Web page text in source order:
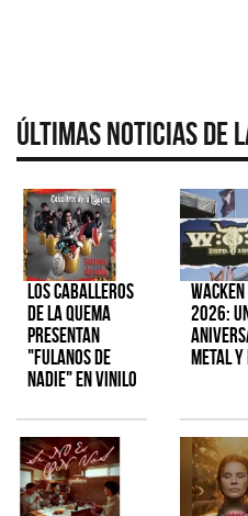
Últimas Noticias de
Los Caballeros
de la Quema
presentan
"Fulanos de
Nadie" en vinilo
2026:
metal y